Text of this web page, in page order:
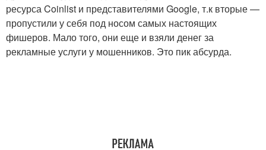
ресурса Coinlist и представителями Google, т.к вторые —
пропустили у себя под носом самых настоящих
фишеров. Мало того, они еще и взяли денег за
рекламные услуги у мошенников. Это пик абсурда.